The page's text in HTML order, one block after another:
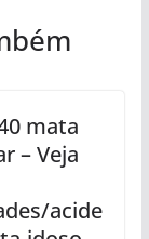
mata
– Veja
acide